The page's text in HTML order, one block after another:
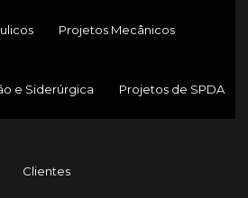
Projetos Mecânicos
e Siderúrgica Projetos de SPDA
Clientes